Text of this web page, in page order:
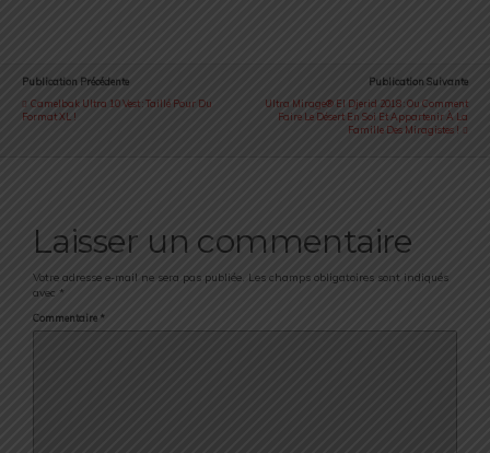
Publication Précédente
Camelbak Ultra 10 Vest : Taillé Pour Du
Format XL !
Publication Suivante
Ultra Mirage® El Djerid 2018 : Ou Comment
Faire Le Désert En Soi Et Appartenir À La
Famille Des Miragistes !
Laisser un commentaire
Votre adresse e-mail ne sera pas publiée. Les champs obligatoires sont indiqués
avec *
Commentaire *